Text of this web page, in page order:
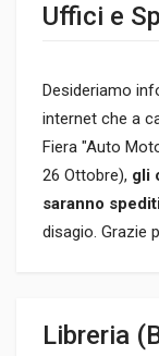
Uffici e
Desideriamo
internet che a
Fiera "Auto
26 Ottobre), gli
saranno
disagio. Grazie
Libreria